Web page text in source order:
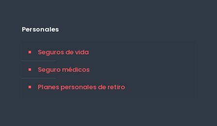
Personales
Seguros de vida
Seguro médicos
Planes personales de retiro